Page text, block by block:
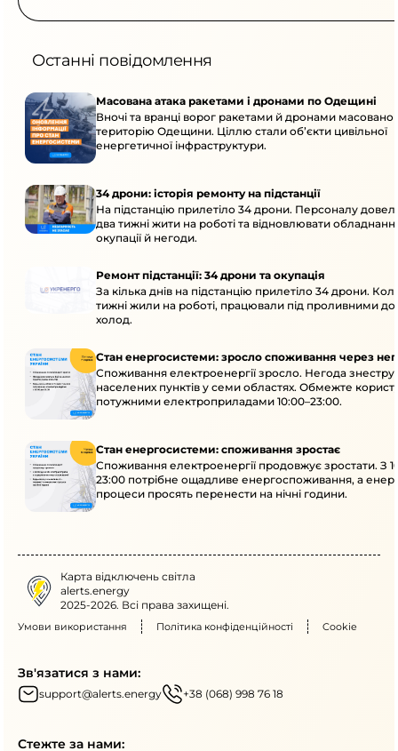
Останні повідомлення
Масована атака ракетами і дронами по Одещині
Вночі та вранці ворог ракетами й дронами масовано
територію Одещини. Ціллю стали об’єкти цивільної
енергетичної інфраструктури.
34 дрони: історія ремонту на підстанції
На підстанцію прилетіло 34 дрони. Персоналу
два тижні жити на роботі та відновлювати
окупації й негоди.
Ремонт підстанції: 34 дрони та окупація
За кілька днів на підстанцію прилетіло 34 дрони.
тижні жили на роботі, працювали під проливними
холод.
Стан енергосистеми: зросло споживання через
Споживання електроенергії зросло. Негода
населених пунктів у семи областях. Обмежте
потужними електроприладами 10:00–23:00.
Стан енергосистеми: споживання зростає
Споживання електроенергії продовжує зростати. З
23:00 потрібне ощадливе енергоспоживання, а
процеси просять перенести на нічні години.
Карта відключень світла
alerts.energy
2025-2026. Всі права захищені.
Умови використання Політика конфіденційності Cookie
Зв'язатися з нами:
support@alerts.energy +38 (068) 998 76 18
Стежте за нами: